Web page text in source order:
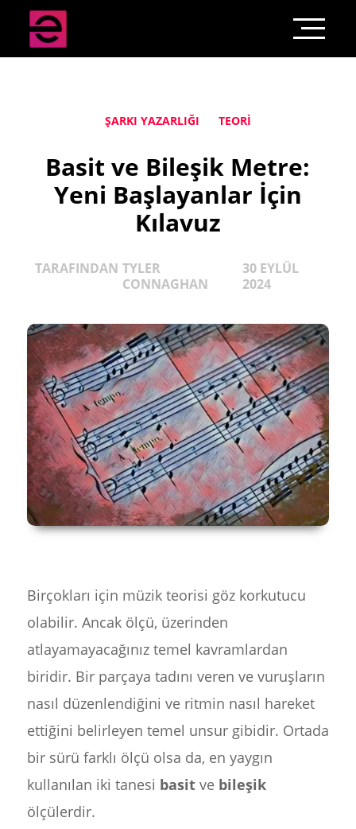
ŞARKI YAZARLIĞI TEORI
Basit ve Bileşik Metre:
Yeni Başlayanlar İçin
Kılavuz
TARAFINDAN TYLER
CONNAGHAN
30 EYLÜL
2024
Birçokları için müzik teorisi göz korkutucu
olabilir. Ancak ölçü, üzerinden
atlayamayacağınız temel kavramlardan
biridir. Bir parçaya tadını veren ve vuruşların
nasıl düzenlendiğini ve ritmin nasıl hareket
ettiğini belirleyen temel unsur gibidir. Ortada
bir sürü farklı ölçü olsa da, en yaygın
kullanılan iki tanesi basitve bileşik
ölçülerdir.